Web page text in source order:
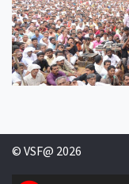
© VSF@ 2026